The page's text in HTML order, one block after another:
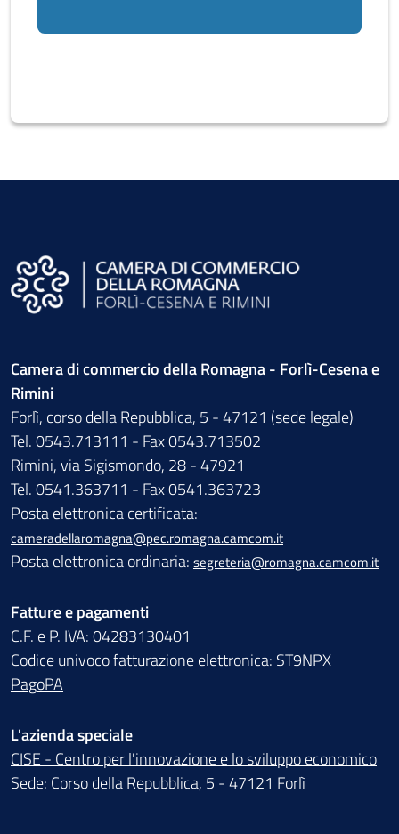
Camera di commercio della Romagna - Forlì-Cesena e
Rimini
Forlì, corso della Repubblica, 5 - 47121 (sede legale)
Tel. 0543.713111 - Fax 0543.713502
Rimini, via Sigismondo, 28 - 47921
Tel. 0541.363711 - Fax 0541.363723
Posta elettronica certificata:
cameradellaromagna@pec.romagna.camcom.it
Posta elettronica ordinaria: segreteria@romagna.camcom.it
Fatture e pagamenti
C.F. e P. IVA: 04283130401
Codice univoco fatturazione elettronica: ST9NPX
PagoPA
L'azienda speciale
CISE - Centro per l'innovazione e lo sviluppo economico
Sede: Corso della Repubblica, 5 - 47121 Forlì